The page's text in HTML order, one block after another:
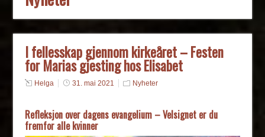
I fellesskap gjennom kirkeåret – Festen
for Marias gjesting hos Elisabet
Helga 31. mai 2021 Nyheter
Refleksjon over dagens evangelium – Velsignet er du
fremfor alle kvinner